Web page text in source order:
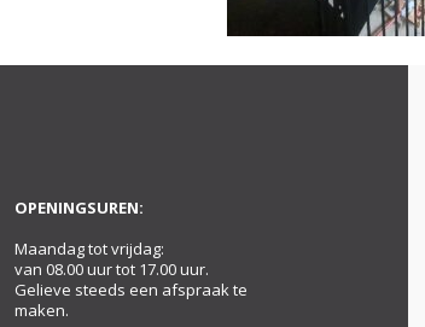
OPENINGSUREN:
Maandag tot vrijdag:
van 08.00 uur tot 17.00 uur.
Gelieve steeds een afspraak te
maken.